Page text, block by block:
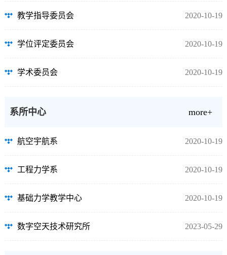
教学指导委员会 2020-10-19
学位评定委员会 2020-10-19
学术委员会 2020-10-19
系所中心 more+
航空宇航系 2020-10-19
工程力学系 2020-10-19
基础力学教学中心 2020-10-19
数字空天技术研究所 2023-05-29